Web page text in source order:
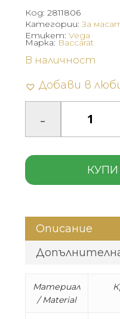
Код: 2811806
Категории:За
Етикет: Vega
В наличност
Добави в
КУПИ
Марка: Baccarat
Описание
Материал
/ Material